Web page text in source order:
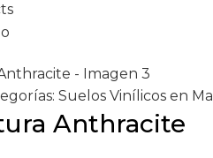
Suelos Vinílicos en
Anthracite